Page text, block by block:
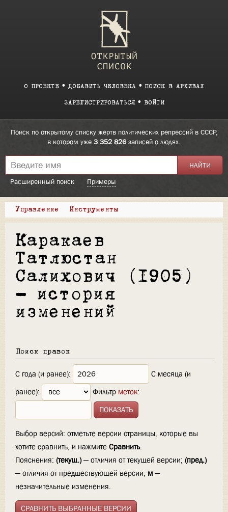
О ПРОЕКТЕ ДОБАВИТЬ ЧЕЛОВЕКА ПОИСК В АРХИВАХ
ЗАРЕГИСТРИРОВАТЬСЯ ВОЙТИ
Поиск по открытому списку жертв политических репрессий в СССР,
в котором уже 3 352 826записей о людях.
Расширенный поиск Примеры
Управление Инструменты
Каракаев
Татлюстан
Салихович (1905)
— история
изменений
Поиск правок
С года (и ранее):
С месяца (и
ранее):
Фильтр меток:
Выбор версий: отметьте версии страницы, которые вы
хотите сравнить, и нажмите Сравнить.
Пояснения: (текущ.)— отличия от текущей версии; (пред.)
— отличия от предшествующей версии; м —
незначительные изменения.